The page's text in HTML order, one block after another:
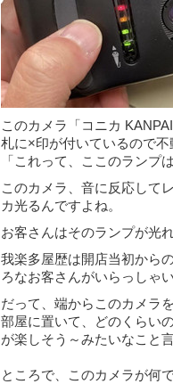
このカメラ「コニカ
札に×印が付いているので
「これって、ここのランプ
このカメラ、音に反応して
カ光るんですよね。
お客さんはそのランプが光
我楽多屋歴は開店当初から
ろなお客さんがいらっしゃ
だって、端からこのカメラ
部屋に置いて、どのくらい
が楽しそう～みたいなこと
ところで、このカメラが何